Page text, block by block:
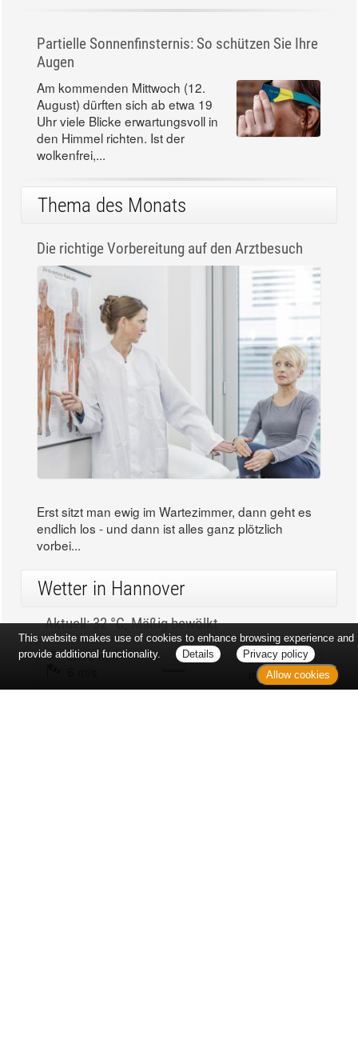
Partielle Sonnenfinsternis: So schützen Sie Ihre
Augen
Am kommenden Mittwoch (12.
August) dürften sich ab etwa 19
Uhr viele Blicke erwartungsvoll in
den Himmel richten. Ist der
wolkenfrei,...
Thema des Monats
Die richtige Vorbereitung auf den Arztbesuch
Erst sitzt man ewig im Wartezimmer, dann geht es
endlich los - und dann ist alles ganz plötzlich
vorbei...
Wetter in Hannover
Aktuell: 32 °C,Mäßig bewölkt
3h: 0 mm
min: 32 °C
max: 32 °C
This website makes use of cookies to enhance browsing experience and
provide additional functionality.
Details
Privacy policy
Allow cookies